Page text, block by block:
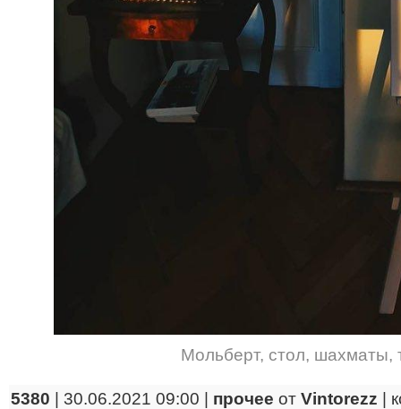
Мольберт, стол, шахматы,
5380 | 30.06.2021 09:00 | прочее от Vintorezz